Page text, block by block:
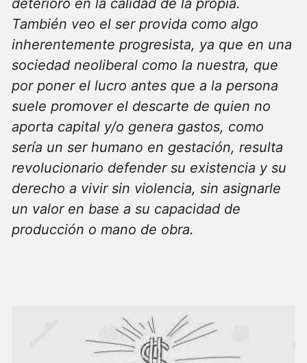
deterioro en la calidad de la propia.
También veo el ser provida como algo
inherentemente progresista, ya que en una
sociedad neoliberal como la nuestra, que
por poner el lucro antes que a la persona
suele promover el descarte de quien no
aporta capital y/o genera gastos, como
sería un ser humano en gestación, resulta
revolucionario defender su existencia y su
derecho a vivir sin violencia, sin asignarle
un valor en base a su capacidad de
producción o mano de obra.